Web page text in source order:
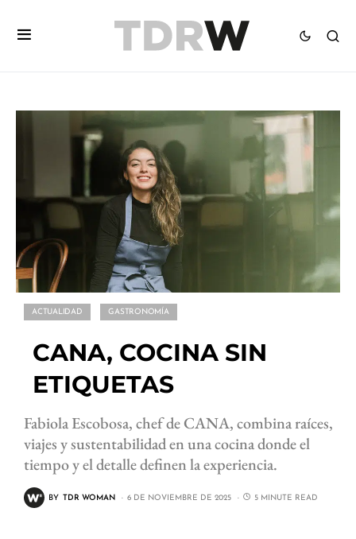
ACTUALIDAD GASTRONOMÍA
CANA, COCINA SIN
ETIQUETAS
Fabiola Escobosa, chef de CANA, combina raíces,
viajes y sustentabilidad en una cocina donde el
tiempo y el detalle definen la experiencia.
BY TDR WOMAN 6 DE NOVIEMBRE DE 2025 5 MINUTE READ